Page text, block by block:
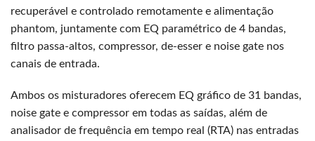
recuperável e controlado remotamente e alimentação
phantom, juntamente com EQ paramétrico de 4 bandas,
filtro passa-altos, compressor, de-esser e noise gate nos
canais de entrada.
Ambos os misturadores oferecem EQ gráfico de 31 bandas,
noise gate e compressor em todas as saídas, além de
analisador de frequência em tempo real (RTA) nas entradas